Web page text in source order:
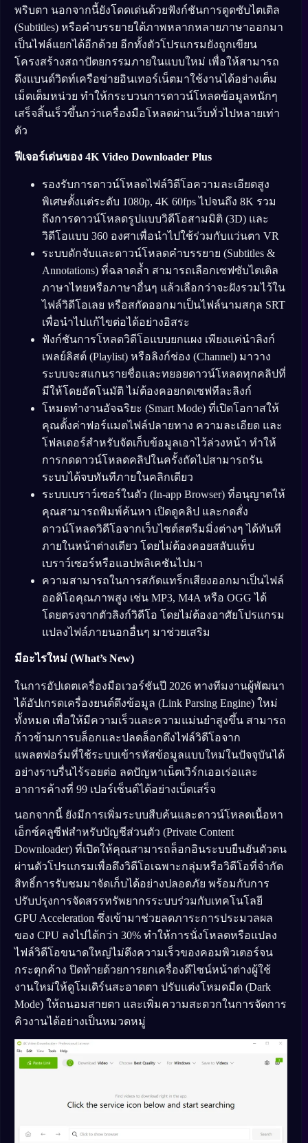
พริบตา นอกจากนี้ยังโดดเด่นด้วยฟังก์ชันการดูดซับไตเติล
(Subtitles) หรือคำบรรยายใต้ภาพหลากหลายภาษาออกมา
เป็นไฟล์แยกได้อีกด้วย อีกทั้งตัวโปรแกรมยังถูกเขียน
โครงสร้างสถาปัตยกรรมภายในแบบใหม่ เพื่อให้สามารถ
ดึงแบนด์วิดท์เครือข่ายอินเทอร์เน็ตมาใช้งานได้อย่างเต็ม
เม็ดเต็มหน่วย ทำให้กระบวนการดาวน์โหลดข้อมูลหนักๆ
เสร็จสิ้นเร็วขึ้นกว่าเครื่องมือโหลดผ่านเว็บทั่วไปหลายเท่า
ตัว
ฟีเจอร์เด่นของ 4K Video Downloader Plus
รองรับการดาวน์โหลดไฟล์วิดีโอความละเอียดสูง
พิเศษตั้งแต่ระดับ 1080p, 4K 60fps ไปจนถึง 8K รวม
ถึงการดาวน์โหลดรูปแบบวิดีโอสามมิติ (3D) และ
วิดีโอแบบ 360 องศาเพื่อนำไปใช้ร่วมกับแว่นตา VR
ระบบดักจับและดาวน์โหลดคำบรรยาย (Subtitles &
Annotations) ที่ฉลาดล้ำ สามารถเลือกเซฟซับไตเติล
ภาษาไทยหรือภาษาอื่นๆ แล้วเลือกว่าจะฝังรวมไว้ใน
ไฟล์วิดีโอเลย หรือสกัดออกมาเป็นไฟล์นามสกุล SRT
เพื่อนำไปแก้ไขต่อได้อย่างอิสระ
ฟังก์ชันการโหลดวิดีโอแบบยกแผง เพียงแค่นำลิงก์
เพลย์ลิสต์ (Playlist) หรือลิงก์ช่อง (Channel) มาวาง
ระบบจะสแกนรายชื่อและทยอยดาวน์โหลดทุกคลิปที่
มีให้โดยอัตโนมัติ ไม่ต้องคอยกดเซฟทีละลิงก์
โหมดทำงานอัจฉริยะ (Smart Mode) ที่เปิดโอกาสให้
คุณตั้งค่าฟอร์แมตไฟล์ปลายทาง ความละเอียด และ
โฟลเดอร์สำหรับจัดเก็บข้อมูลเอาไว้ล่วงหน้า ทำให้
การกดดาวน์โหลดคลิปในครั้งถัดไปสามารถรัน
ระบบได้จบทันทีภายในคลิกเดียว
ระบบเบราว์เซอร์ในตัว (In-app Browser) ที่อนุญาตให้
คุณสามารถพิมพ์ค้นหา เปิดดูคลิป และกดสั่ง
ดาวน์โหลดวิดีโอจากเว็บไซต์สตรีมมิ่งต่างๆ ได้ทันที
ภายในหน้าต่างเดียว โดยไม่ต้องคอยสลับแท็บ
เบราว์เซอร์หรือแอปพลิเคชันไปมา
ความสามารถในการสกัดแทร็กเสียงออกมาเป็นไฟล์
ออดิโอคุณภาพสูง เช่น MP3, M4A หรือ OGG ได้
โดยตรงจากตัวลิงก์วิดีโอ โดยไม่ต้องอาศัยโปรแกรม
แปลงไฟล์ภายนอกอื่นๆ มาช่วยเสริม
มีอะไรใหม่ (What’s New)
ในการอัปเดตเครื่องมือเวอร์ชันปี 2026 ทางทีมงานผู้พัฒนา
ได้อัปเกรดเครื่องยนต์ดึงข้อมูล (Link Parsing Engine) ใหม่
ทั้งหมด เพื่อให้มีความเร็วและความแม่นยำสูงขึ้น สามารถ
ก้าวข้ามการบล็อกและปลดล็อกดึงไฟล์วิดีโอจาก
แพลตฟอร์มที่ใช้ระบบเข้ารหัสข้อมูลแบบใหม่ในปัจจุบันได้
อย่างราบรื่นไร้รอยต่อ ลดปัญหาเน็ตเวิร์กเออเร่อและ
อาการค้างที่ 99 เปอร์เซ็นต์ได้อย่างเบ็ดเสร็จ
นอกจากนี้ ยังมีการเพิ่มระบบสืบค้นและดาวน์โหลดเนื้อหา
เอ็กซ์คลูซีฟสำหรับบัญชีส่วนตัว (Private Content
Downloader) ที่เปิดให้คุณสามารถล็อกอินระบบยืนยันตัวตน
ผ่านตัวโปรแกรมเพื่อดึงวิดีโอเฉพาะกลุ่มหรือวิดีโอที่จำกัด
สิทธิ์การรับชมมาจัดเก็บได้อย่างปลอดภัย พร้อมกับการ
ปรับปรุงการจัดสรรทรัพยากรระบบร่วมกับเทคโนโลยี
GPU Acceleration ซึ่งเข้ามาช่วยลดภาระการประมวลผล
ของ CPU ลงไปได้กว่า 30% ทำให้การนั่งโหลดหรือแปลง
ไฟล์วิดีโอขนาดใหญ่ไม่ดึงความเร็วของคอมพิวเตอร์จน
กระตุกค้าง ปิดท้ายด้วยการยกเครื่องดีไซน์หน้าต่างผู้ใช้
งานใหม่ให้ดูโมเดิร์นสะอาดตา ปรับแต่งโหมดมืด (Dark
Mode) ให้ถนอมสายตา และเพิ่มความสะดวกในการจัดการ
คิวงานได้อย่างเป็นหมวดหมู่